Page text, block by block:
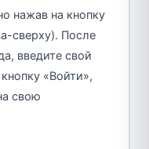
нажав на кнопку
сверху). После
введите свой
«Войти»,
свою